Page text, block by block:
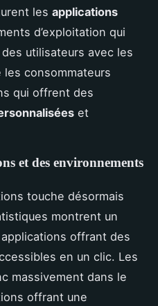
les applications
d’exploitation qui
utilisateurs avec les
les consommateurs
qui offrent des
et
et des environnements
touche désormais
montrent un
offrant des
en un clic. Les
massivement dans le
offrant une